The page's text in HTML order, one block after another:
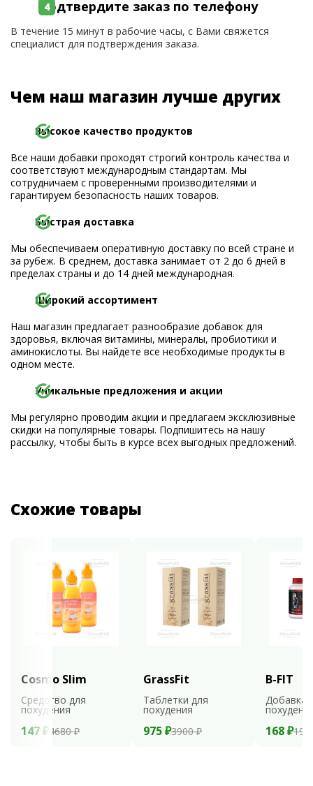
Подтвердите заказ по телефону
В течение 15 минут в рабочие часы, с Вами свяжется
специалист для подтверждения заказа.
Чем наш магазин лучше других
Высокое качество продуктов
Все наши добавки проходят строгий контроль качества и
соответствуют международным стандартам. Мы
сотрудничаем с проверенными производителями и
гарантируем безопасность наших товаров.
Быстрая доставка
Мы обеспечиваем оперативную доставку по всей стране и
за рубеж. В среднем, доставка занимает от 2 до 6 дней в
пределах страны и до 14 дней международная.
Широкий ассортимент
Наш магазин предлагает разнообразие добавок для
здоровья, включая витамины, минералы, пробиотики и
аминокислоты. Вы найдете все необходимые продукты в
одном месте.
Уникальные предложения и акции
Мы регулярно проводим акции и предлагаем эксклюзивные
скидки на популярные товары. Подпишитесь на нашу
рассылку, чтобы быть в курсе всех выгодных предложений.
Схожие товары
Cosmo Slim
Средство для
похудения
147 ₽ 4680 ₽
GrassFit
Таблетки для
похудения
975 ₽3900 ₽
B-FIT
Добавка
168 ₽